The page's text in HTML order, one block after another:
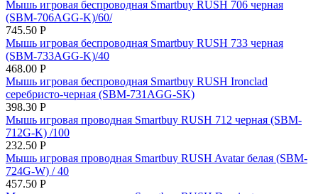
Мышь игровая беспроводная Smartbuy RUSH 706 черная
(SBM-706AGG-K)/60/
745.50 Р
Мышь игровая беспроводная Smartbuy RUSH 733 черная
(SBM-733AGG-K)/40
468.00 Р
Мышь игровая беспроводная Smartbuy RUSH Ironclad
серебристо-черная (SBM-731AGG-SK)
398.30 Р
Мышь игровая проводная Smartbuy RUSH 712 черная (SBM-
712G-K) /100
232.50 Р
Мышь игровая проводная Smartbuy RUSH Avatar белая (SBM-
724G-W) / 40
457.50 Р